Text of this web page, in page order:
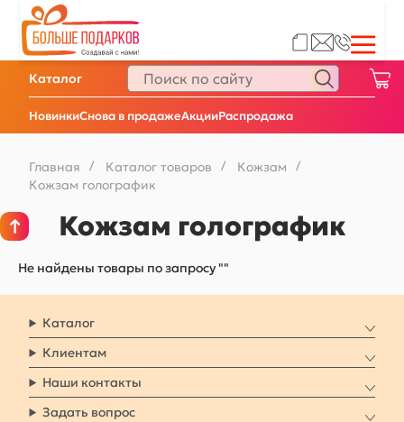
НовинкиСнова в продажеАкцииРаспродажа
Каталог
Главная / Каталог товаров / Кожзам /
Кожзам голографик
Кожзам голографик
Не найдены товары по запросу ""
Каталог
Клиентам
Наши контакты
Задать вопрос